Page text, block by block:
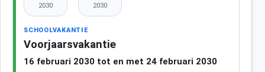
2030 2030
SCHOOLVAKANTIE
Voorjaarsvakantie
16 februari 2030 tot en met 24 februari 2030